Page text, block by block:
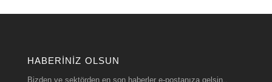
HABERINIZ OLSUN
Bizden ve sektörden en son haberler e-postanıza gelsin..